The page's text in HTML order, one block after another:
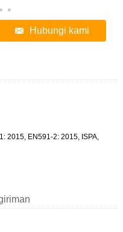
Hubungi kami
2015, EN591-2: 2015, ISPA,